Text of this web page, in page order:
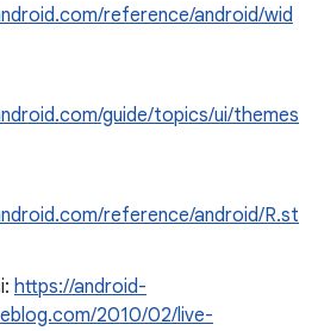
reference/android/wid
guide/topics/ui/themes
reference/android/R.st
https://android-
2010/02/live-